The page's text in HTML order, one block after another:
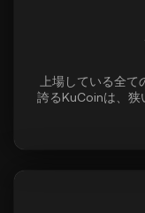
上場している全
誇るKuCoinは、狭